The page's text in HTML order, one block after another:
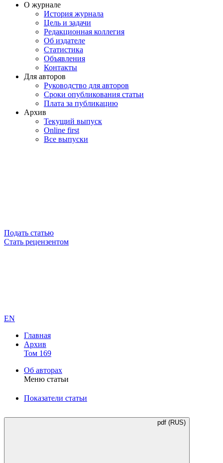
О журнале
История журнала
Цель и задачи
Редакционная коллегия
Об издателе
Статистика
Объявления
Контакты
Для авторов
Руководство для авторов
Сроки опубликования статьи
Плата за публикацию
Архив
Текущий выпуск
Online first
Все выпуски
Подать статью
Стать рецензентом
EN
Главная
Архив
Том 169
Об авторах
Меню статьи
Показатели статьи
pdf (RUS)